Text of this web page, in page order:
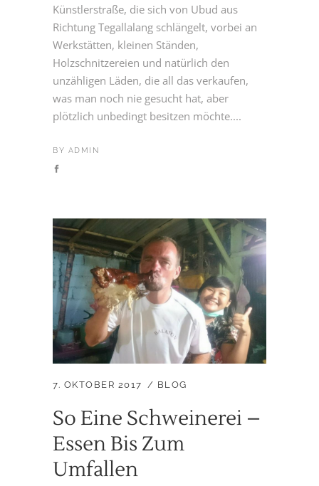
Künstlerstraße, die sich von Ubud aus
Richtung Tegallalang schlängelt, vorbei an
Werkstätten, kleinen Ständen,
Holzschnitzereien und natürlich den
unzähligen Läden, die all das verkaufen,
was man noch nie gesucht hat, aber
plötzlich unbedingt besitzen möchte....
BY ADMIN
7. OKTOBER 2017 BLOG
So Eine Schweinerei –
Essen Bis Zum
Umfallen